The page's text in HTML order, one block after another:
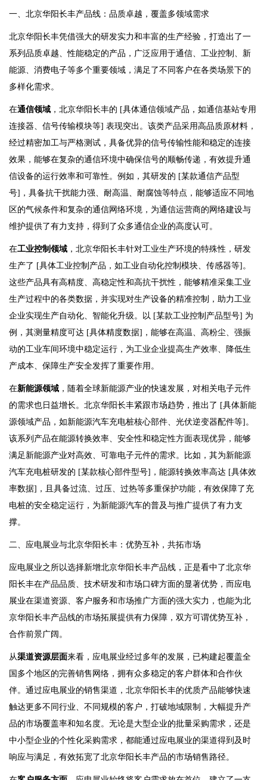
一、北京华阳长丰产品线：品质卓越，覆盖多领域需求
北京华阳长丰凭借强大的研发实力和丰富的生产经验，打造出了一
系列品质卓越、性能稳定的产品，广泛应用于通信、工业控制、新
能源、消费电子等多个重要领域，满足了不同客户在各类场景下的
多样化需求。
在通信领域 ，北京华阳长丰的 [具体通信领域产品，如通信基站专用
连接器、信号传输模块等] 表现突出。该类产品采用高品质原材料，
经过精密加工与严格测试，具备优异的信号传输性能和稳定的连接
效果，能够在复杂的通信环境中确保信号的顺畅传递，有效提升通
信设备的运行效率和可靠性。例如，其研发的 [某款通信产品型
号]，具备抗干扰能力强、耐高温、耐腐蚀等特点，能够适应不同地
区的气候条件和复杂的通信网络环境，为通信运营商的网络建设与
维护提供了有力支持，得到了众多通信企业的高度认可。
在工业控制领域 ，北京华阳长丰针对工业生产环境的特殊性，研发
生产了 [具体工业控制产品，如工业自动化控制模块、传感器等]。
这些产品具有高精度、高稳定性和高抗干扰性，能够精准采集工业
生产过程中的各类数据，并实现对生产设备的精准控制，助力工业
企业实现生产自动化、智能化升级。以 [某款工业控制产品型号] 为
例，其测量精度可达 [具体精度数据]，能够在高温、高粉尘、强振
动的工业车间环境中稳定运行，为工业企业提高生产效率、降低生
产成本、保障生产安全发挥了重要作用。
在新能源领域 ，随着全球新能源产业的快速发展，对相关电子元件
的需求也日益增长。北京华阳长丰紧跟市场趋势，推出了 [具体新能
源领域产品，如新能源汽车充电桩核心部件、光伏逆变器配件等]。
该系列产品在能源转换效率、安全性和稳定性方面表现优异，能够
满足新能源产业对高效、可靠电子元件的需求。比如，其为新能源
汽车充电桩研发的 [某款核心部件型号]，能源转换效率高达 [具体效
率数据]，且具备过流、过压、过热等多重保护功能，有效保障了充
电桩的安全稳定运行，为新能源汽车的普及与推广提供了有力支
撑。
二、应电展业与北京华阳长丰：优势互补，共拓市场
应电展业之所以选择新增北京华阳长丰产品线，正是看中了北京华
阳长丰在产品品质、技术研发和市场口碑方面的显著优势，而应电
展业在渠道资源、客户服务和市场推广方面的强大实力，也能为北
京华阳长丰产品线的市场拓展提供有力保障，双方可谓优势互补，
合作前景广阔。
从渠道资源层面来看，应电展业经过多年的发展，已构建起覆盖全
国多个地区的完善销售网络，拥有众多稳定的客户群体和合作伙
伴。通过应电展业的销售渠道，北京华阳长丰的优质产品能够快速
触达更多不同行业、不同规模的客户，打破地域限制，大幅提升产
品的市场覆盖率和知名度。无论是大型企业的批量采购需求，还是
中小型企业的个性化采购需求，都能通过应电展业的渠道得到及时
响应与满足，有效拓宽了北京华阳长丰产品的市场销售路径。